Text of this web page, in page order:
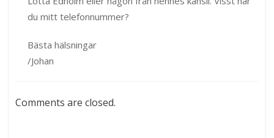
du mitt telefonnummer?
Bästa hälsningar
/Johan
Comments are closed.